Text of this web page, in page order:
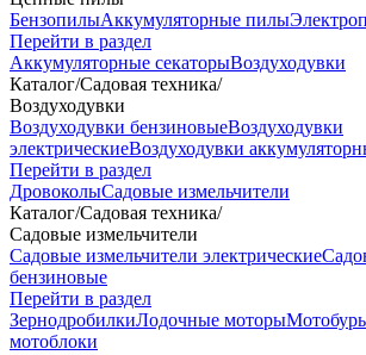
БензопилыАккумуляторные пилы
Перейти в раздел
Аккумуляторные секаторыВоздуходувки
Каталог/Садовая техника/
Воздуходувки
Воздуходувки бензиновыеВоздуходувки
электрическиеВоздуходувки
Перейти в раздел
ДровоколыСадовые измельчители
Каталог/Садовая техника/
Садовые измельчители
Садовые измельчители электрические
бензиновые
Перейти в раздел
ЗернодробилкиЛодочные моторы
мотоблоки